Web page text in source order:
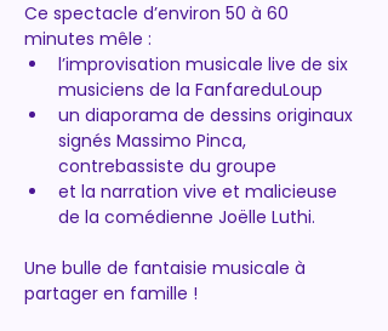
Ce spectacle d’environ 50 à 60
minutes mêle :
l’improvisation musicale live de six
musiciens de la FanfareduLoup
un diaporama de dessins originaux
signés Massimo Pinca,
contrebassiste du groupe
et la narration vive et malicieuse
de la comédienne Joëlle Luthi.
Une bulle de fantaisie musicale à
partager en famille !